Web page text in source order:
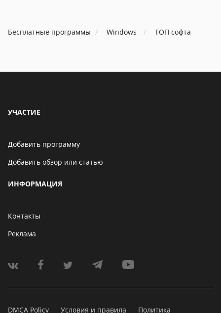
Бесплатные программы Windows ТОП софта
УЧАСТИЕ
Добавить программу
Добавить обзор или статью
ИНФОРМАЦИЯ
Контакты
Реклама
DMCA Policy Условия и правила Политика